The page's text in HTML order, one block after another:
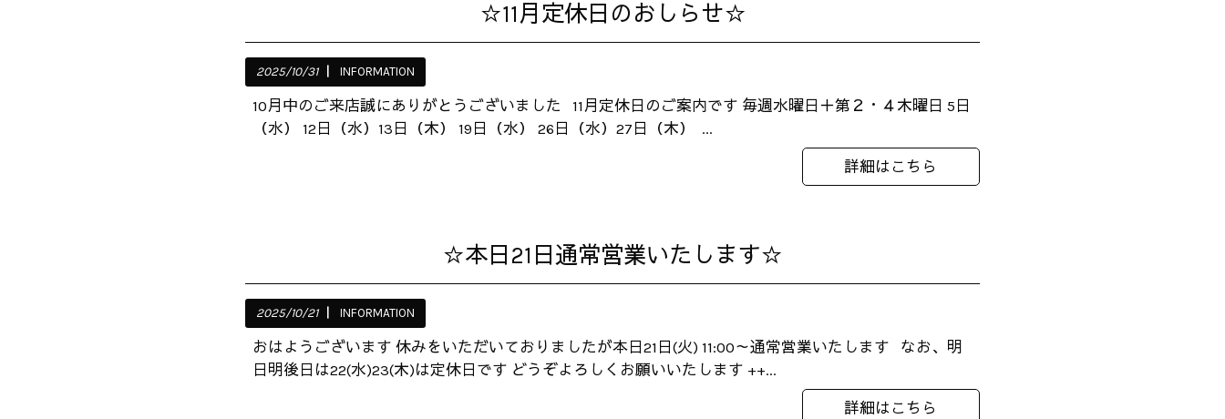
☆11月定休日のおしらせ☆
2025/10/31 INFORMATION
10月中のご来店誠にありがとうございました 11月定休日のご案内です 毎週水曜日＋第２・４木曜日 5日
（水） 12日（水）13日（木） 19日（水） 26日（水）27日（木） ...
詳細はこちら
☆本日21日通常営業いたします☆
2025/10/21 INFORMATION
おはようございます 休みをいただいておりましたが本日21日(火) 11:00～通常営業いたします なお、明
日明後日は22(水)23(木)は定休日です どうぞよろしくお願いいたします ++...
詳細はこちら